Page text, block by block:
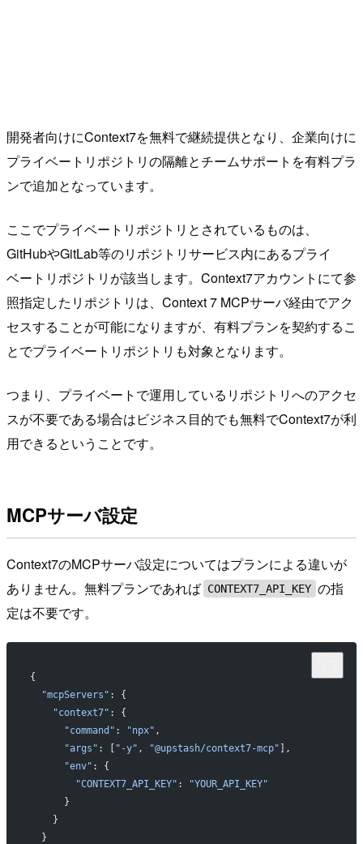
開発者向けにContext7を無料で継続提供となり、企業向けに
プライベートリポジトリの隔離とチームサポートを有料プラ
ンで追加となっています。
ここでプライベートリポジトリとされているものは、
GitHubやGitLab等のリポジトリサービス内にあるプライ
ベートリポジトリが該当します。Context7アカウントにて参
照指定したリポジトリは、Context 7 MCPサーバ経由でアク
セスすることが可能になりますが、有料プランを契約するこ
とでプライベートリポジトリも対象となります。
つまり、プライベートで運用しているリポジトリへのアクセ
スが不要である場合はビジネス目的でも無料でContext7が利
用できるということです。
MCPサーバ設定
Context7のMCPサーバ設定についてはプランによる違いが
ありません。無料プランであれば CONTEXT7_API_KEY の指
定は不要です。
{
  "mcpServers"
: {
    "context7"
: {
      "command"
: "npx" ,
      "args"
: [ "-y" , "@upstash/context7-mcp" ],
      "env"
: {
        "CONTEXT7_API_KEY"
:
"YOUR_API_KEY"
      }
    }
  }